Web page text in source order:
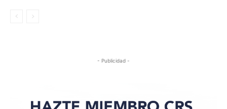
- Publicidad -